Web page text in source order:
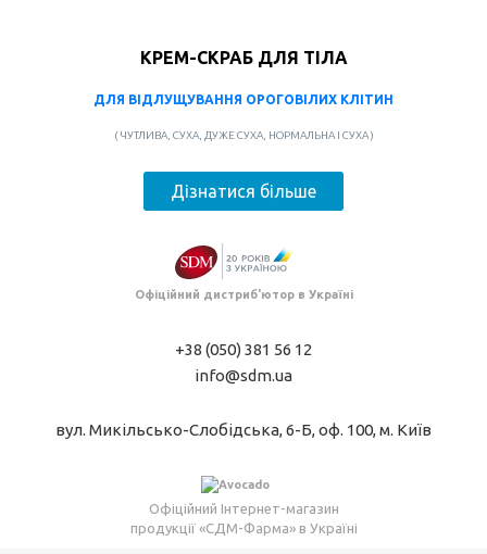
КРЕМ-СКРАБ ДЛЯ ТІЛА
ДЛЯ ВІДЛУЩУВАННЯ ОРОГОВІЛИХ КЛІТИН
( ЧУТЛИВА, СУХА, ДУЖЕ СУХА, НОРМАЛЬНА І СУХА )
Дізнатися більше
Офіційний дистриб'ютор в Україні
+38 (050) 381 56 12
info@sdm.ua
вул. Микільсько-Слобідська, 6-Б, оф. 100, м. Київ
Офіційний Інтернет-магазин
продукції «СДМ-Фарма» в Україні